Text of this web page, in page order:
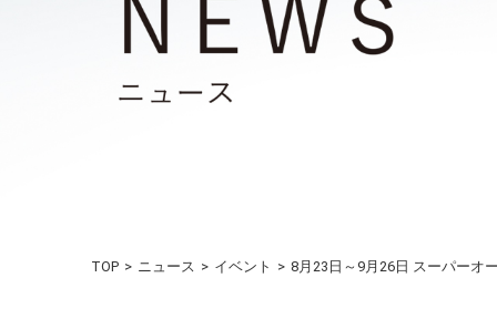
TOP ニュース イベント 8月23日～9月26日 スーパーオ